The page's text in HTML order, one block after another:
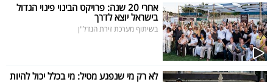
אחרי 20 שנה: פרויקט הבינוי פינוי הגדול
בישראל יוצא לדרך
בשיתוף מערכת זירת הנדל"ן
לא רק מי שנפגע מטיל: מי בכלל יכול להיות